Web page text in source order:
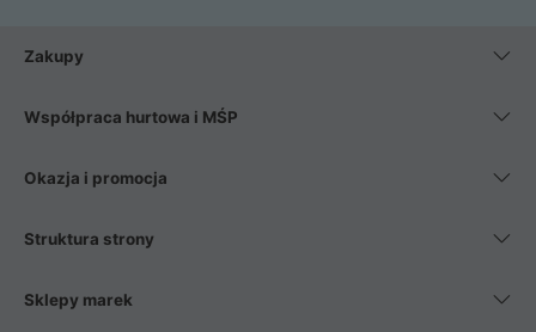
Zakupy
Współpraca hurtowa i MŚP
Okazja i promocja
Struktura strony
Sklepy marek